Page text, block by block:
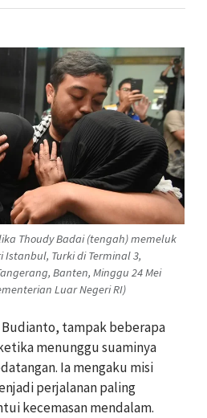
Thoudy Badai (tengah) memeluk
Turki di Terminal 3,
Banten, Minggu 24 Mei
Luar Negeri RI)
tampak beberapa
menunggu suaminya
Ia mengaku misi
perjalanan paling
kecemasan mendalam.